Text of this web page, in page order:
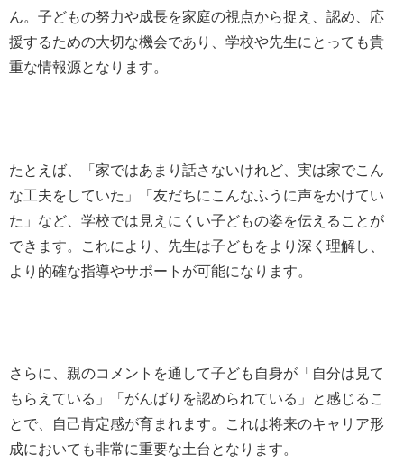
ん。子どもの努力や成長を家庭の視点から捉え、認め、応
援するための大切な機会であり、学校や先生にとっても貴
重な情報源となります。
たとえば、「家ではあまり話さないけれど、実は家でこん
な工夫をしていた」「友だちにこんなふうに声をかけてい
た」など、学校では見えにくい子どもの姿を伝えることが
できます。これにより、先生は子どもをより深く理解し、
より的確な指導やサポートが可能になります。
さらに、親のコメントを通して子ども自身が「自分は見て
もらえている」「がんばりを認められている」と感じるこ
とで、自己肯定感が育まれます。これは将来のキャリア形
成においても非常に重要な土台となります。